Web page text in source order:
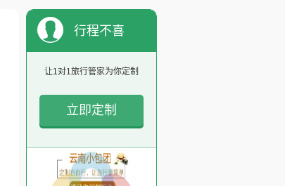
行程不喜
让1对1旅行管家为你定制
立即定制